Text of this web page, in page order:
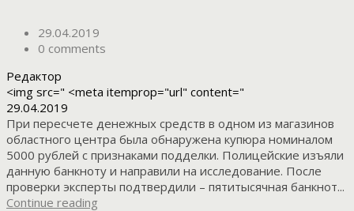
29.04.2019
0 comments
Редактор
<img src=" <meta itemprop="url" content="
29.04.2019
При пересчете денежных средств в одном из магазинов
областного центра была обнаружена купюра номиналом
5000 рублей с признаками подделки. Полицейские изъяли
данную банкноту и направили на исследование. После
проверки эксперты подтвердили – пятитысячная банкнот...
Continue reading